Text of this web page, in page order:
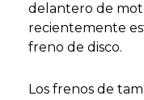
delantero de
recientemente
freno de disco.
Los frenos de